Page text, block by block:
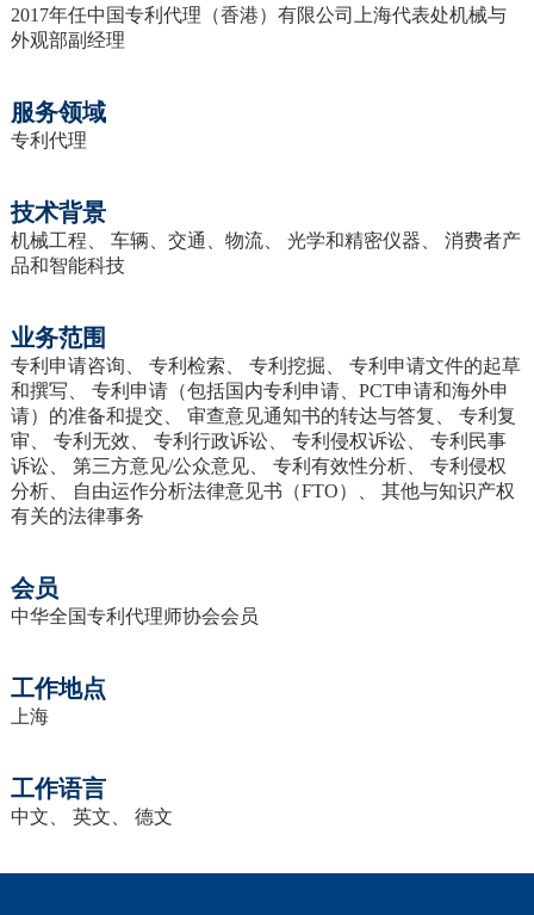
2017年任中国专利代理（香港）有限公司上海代表处机械与
外观部副经理
服务领域
专利代理
技术背景
机械工程、 车辆、交通、物流、 光学和精密仪器、 消费者产
品和智能科技
业务范围
专利申请咨询、 专利检索、 专利挖掘、 专利申请文件的起草
和撰写、 专利申请（包括国内专利申请、PCT申请和海外申
请）的准备和提交、 审查意见通知书的转达与答复、 专利复
审、 专利无效、 专利行政诉讼、 专利侵权诉讼、 专利民事
诉讼、 第三方意见/公众意见、 专利有效性分析、 专利侵权
分析、 自由运作分析法律意见书（FTO）、 其他与知识产权
有关的法律事务
会员
中华全国专利代理师协会会员
工作地点
上海
工作语言
中文、 英文、 德文